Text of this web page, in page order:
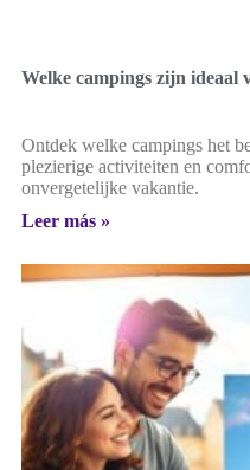
Welke campings zijn ideaal
Ontdek welke campings het
plezierige activiteiten en
onvergetelijke vakantie.
Leer más »